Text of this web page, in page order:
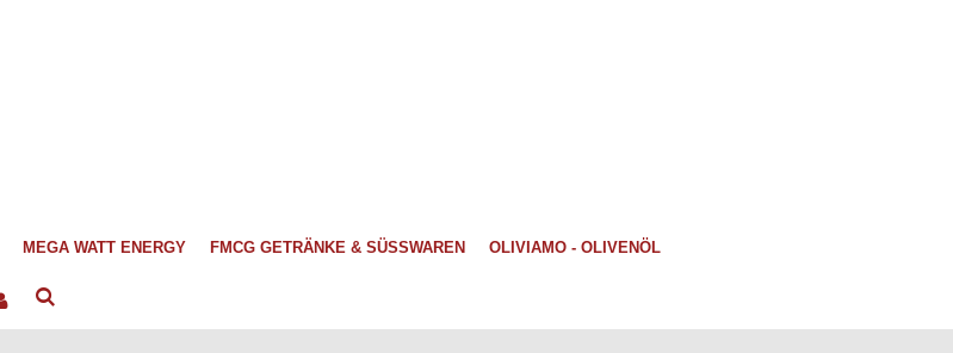
MEGA WATT ENERGY FMCG GETRÄNKE & SÜSSWAREN OLIVIAMO - OLIVENÖL